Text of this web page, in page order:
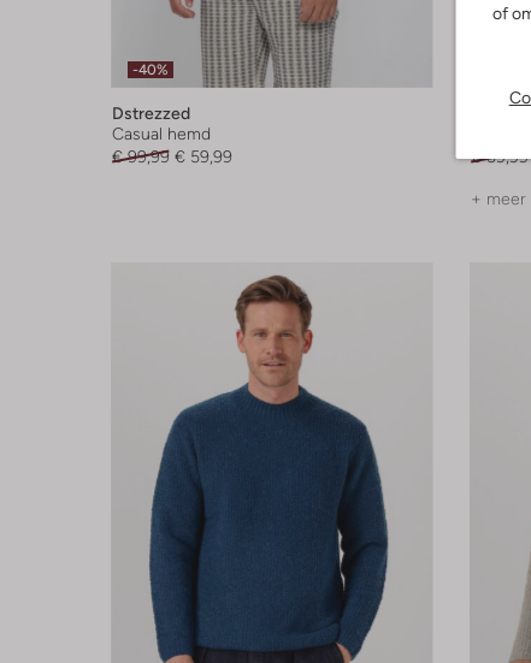
of
-40%
Dstrezzed
Casual hemd
€ 99,99 € 59,99
€ 59,99
+ meer